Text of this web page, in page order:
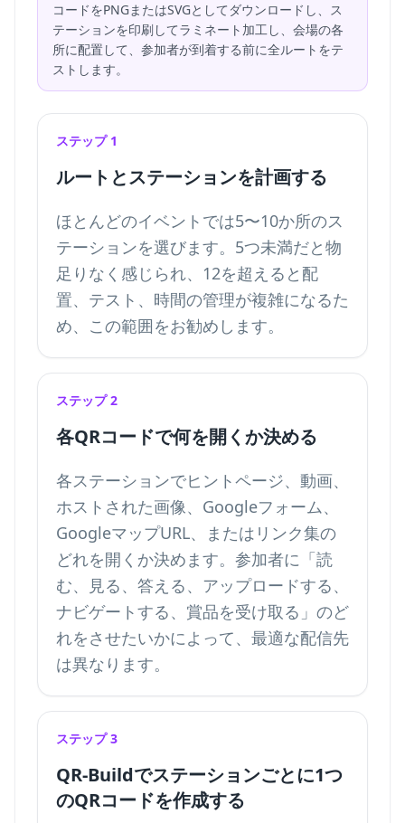
コードをPNGまたはSVGとしてダウンロードし、ス
テーションを印刷してラミネート加工し、会場の各
所に配置して、参加者が到着する前に全ルートをテ
ストします。
ステップ 1
ルートとステーションを計画する
ほとんどのイベントでは5〜10か所のス
テーションを選びます。5つ未満だと物
足りなく感じられ、12を超えると配
置、テスト、時間の管理が複雑になるた
め、この範囲をお勧めします。
ステップ 2
各QRコードで何を開くか決める
各ステーションでヒントページ、動画、
ホストされた画像、Googleフォーム、
GoogleマップURL、またはリンク集の
どれを開くか決めます。参加者に「読
む、見る、答える、アップロードする、
ナビゲートする、賞品を受け取る」のど
れをさせたいかによって、最適な配信先
は異なります。
ステップ 3
QR-Buildでステーションごとに1つ
のQRコードを作成する